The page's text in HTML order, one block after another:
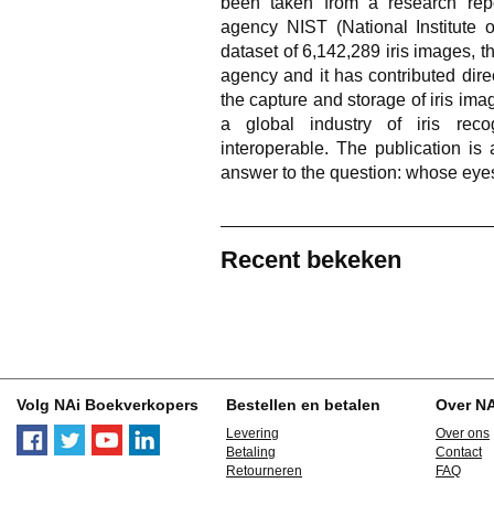
agency NIST (National Institute
dataset of 6,142,289 iris images,
agency and it has contributed
the capture and storage of iris
a global industry of iris
interoperable. The publication
answer to the question: whose
Recent bekeken
Volg NAi Boekverkopers Bestellen en betalen
Levering
Betaling
Retourneren
Over
Over ons
Contact
FAQ